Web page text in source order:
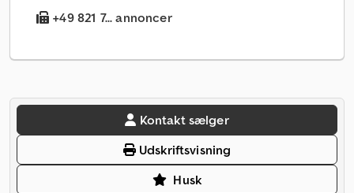
+49 821 7... annoncer
Kontakt sælger
Udskriftsvisning
Husk